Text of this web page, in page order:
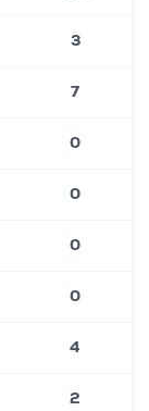
3
7
0
0
0
0
4
2